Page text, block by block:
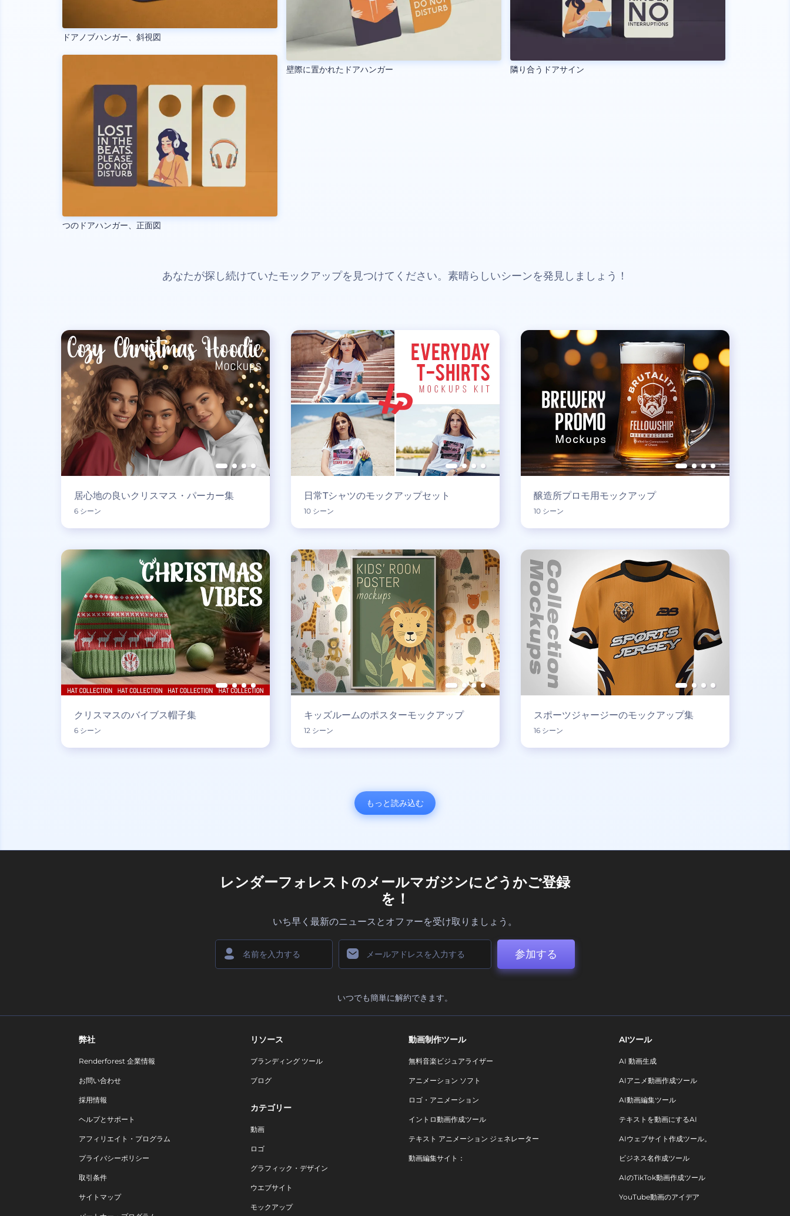
ドアノブハンガー、斜視図
つのドアハンガー、正面図
壁際に置かれたドアハンガー 隣り合うドアサイン
あなたが探し続けていたモックアップを見つけてください。素晴らしいシーンを発見しましょう！
居心地の良いクリスマス・パーカー集
6 シーン
日常Tシャツのモックアップセット
10 シーン
醸造所プロモ用モックアップ
10 シーン
クリスマスのバイブス帽子集
6 シーン
キッズルームのポスターモックアップ
12 シーン
スポーツジャージーのモックアップ集
16 シーン
もっと読み込む
レンダーフォレストのメールマガジンにどうかご登録
を！
いち早く最新のニュースとオファーを受け取りましょう。
参加する
いつでも簡単に解約できます。
弊社
Renderforest 企業情報
お問い合わせ
採用情報
ヘルプとサポート
アフィリエイト・プログラム
プライバシーポリシー
取引条件
サイトマップ
リソース
ブランディング ツール
ブログ
カテゴリー
動画
ロゴ
グラフィック・デザイン
ウエブサイト
モックアップ
動画制作ツール
無料音楽ビジュアライザー
アニメーション ソフト
ロゴ・アニメーション
イントロ動画作成ツール
テキスト アニメーション ジェネレーター
動画編集サイト：
AIツール
AI 動画生成
AIアニメ動画作成ツール
AI動画編集ツール
テキストを動画にするAI
AIウェブサイト作成ツール。
ビジネス名作成ツール
AIのTikTok動画作成ツール
YouTube動画のアイデア